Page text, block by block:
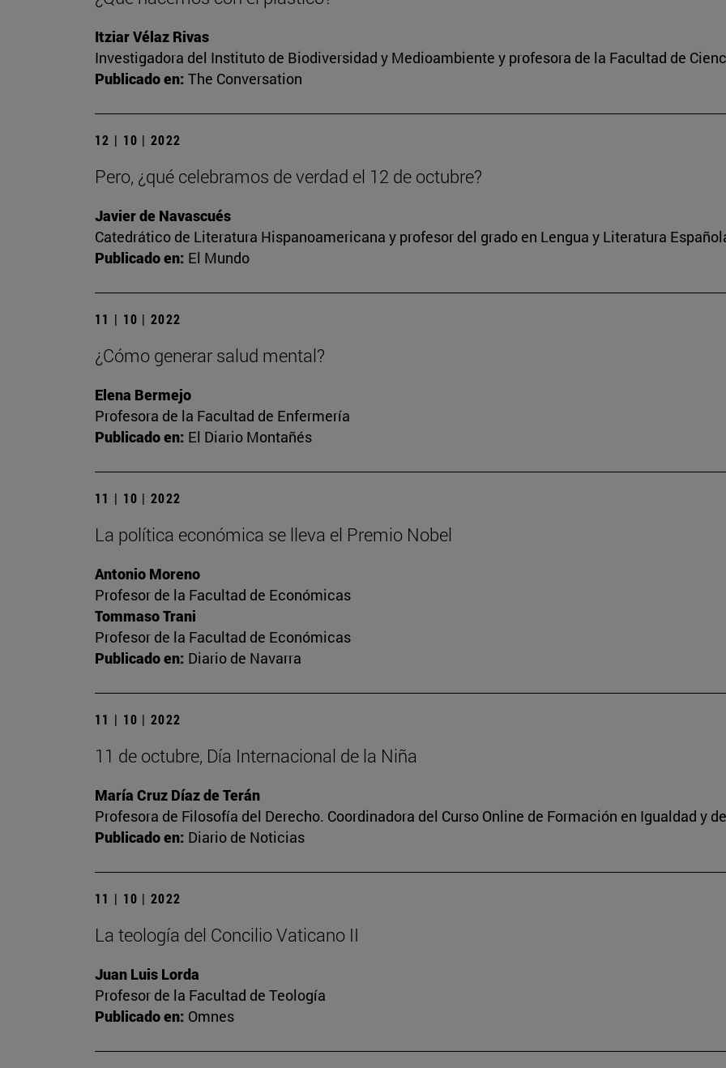
Itziar Vélaz Rivas
Investigadora del Instituto de Biodiversidad y Medioambiente y profesora de la Facultad de
Publicado en: The Conversation
12 | 10 | 2022
Pero, ¿qué celebramos de verdad el 12 de octubre?
Javier de Navascués
Catedrático de Literatura Hispanoamericana y profesor del grado en Lengua y Literatura
Publicado en: El Mundo
11 | 10 | 2022
¿Cómo generar salud mental?
Elena Bermejo
Profesora de la Facultad de Enfermería
Publicado en: El Diario Montañés
11 | 10 | 2022
La política económica se lleva el Premio Nobel
Antonio Moreno
Profesor de la Facultad de Económicas
Tommaso Trani
Profesor de la Facultad de Económicas
Publicado en: Diario de Navarra
11 | 10 | 2022
11 de octubre, Día Internacional de la Niña
María Cruz Díaz de Terán
Profesora de Filosofía del Derecho. Coordinadora del Curso Online de Formación en Igualdad y
Publicado en: Diario de Noticias
11 | 10 | 2022
La teología del Concilio Vaticano II
Juan Luis Lorda
Profesor de la Facultad de Teología
Publicado en: Omnes